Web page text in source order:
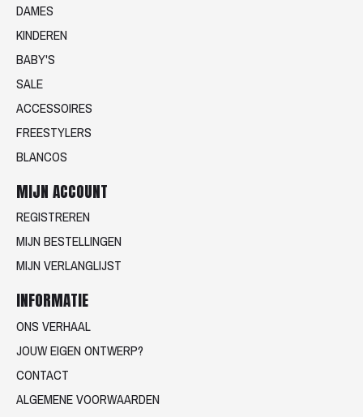
DAMES
KINDEREN
BABY'S
SALE
ACCESSOIRES
FREESTYLERS
BLANCOS
MIJN ACCOUNT
REGISTREREN
MIJN BESTELLINGEN
MIJN VERLANGLIJST
INFORMATIE
ONS VERHAAL
JOUW EIGEN ONTWERP?
CONTACT
ALGEMENE VOORWAARDEN